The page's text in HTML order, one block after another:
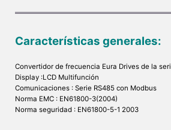
Características generales:
Convertidor de frecuencia Eura Drives de la
Display :LCD Multifunción
Comunicaciones : Serie RS485 con Modbus
Norma EMC : EN61800-3(2004)
Norma seguridad : EN61800-5-1 2003